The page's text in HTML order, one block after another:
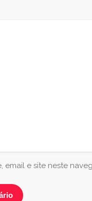
email e site neste